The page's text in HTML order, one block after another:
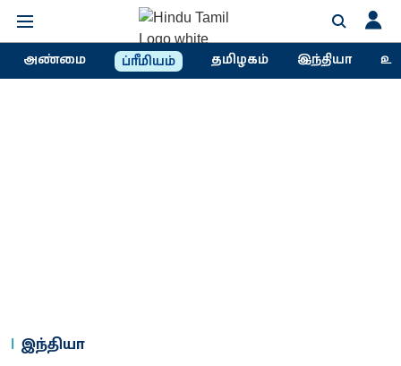
அண்மை ப்ரீமியம் தமிழகம் இந்தியா
இந்தியா